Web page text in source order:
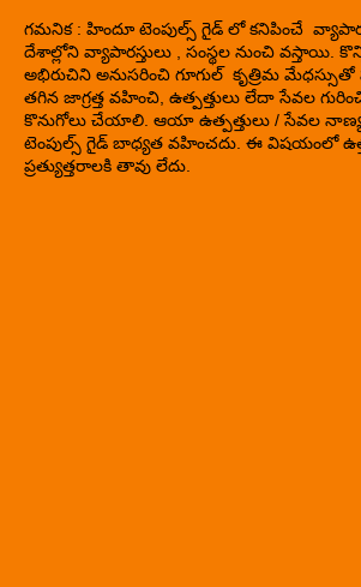
గమనిక : హిందూ టెంపుల్స్ గైడ్ లో కనిపించే వ్యాపార
దేశాల్లోని వ్యాపారస్తులు , సంస్థల నుంచి వస్తాయి.
అభిరుచిని అనుసరించి గూగుల్ కృత్రిమ
తగిన జాగ్రత్త వహించి, ఉత్పత్తులు లేదా సేవల
కొనుగోలు చేయాలి. ఆయా ఉత్పత్తులు / సేవల
టెంపుల్స్ గైడ్ బాధ్యత వహించదు. ఈ విషయంలో
ప్రత్యుత్తరాలకి తావు లేదు.